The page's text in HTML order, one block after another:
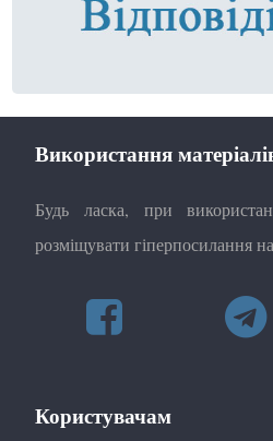
Використання
Будь ласка, при
розміщувати гіперпосилання
Користувачам